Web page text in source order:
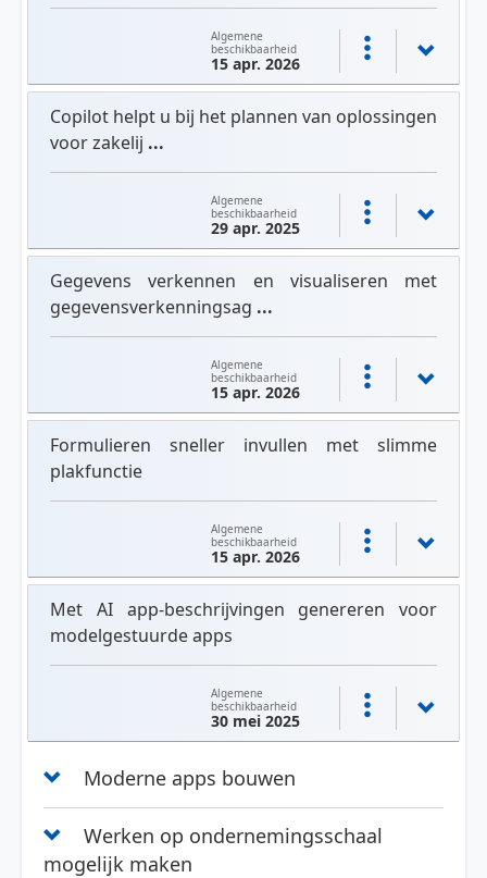
Algemene
beschikbaarheid
15 apr. 2026
Copilot helpt u bij het plannen van oplossingen
voor zakelij ...
Algemene
beschikbaarheid
29 apr. 2025
Gegevens verkennen en visualiseren met
gegevensverkenningsag ...
Algemene
beschikbaarheid
15 apr. 2026
Formulieren sneller invullen met slimme
plakfunctie
Algemene
beschikbaarheid
15 apr. 2026
Met AI app-beschrijvingen genereren voor
modelgestuurde apps
Algemene
beschikbaarheid
30 mei 2025
Moderne apps bouwen
Werken op ondernemingsschaal
mogelijk maken